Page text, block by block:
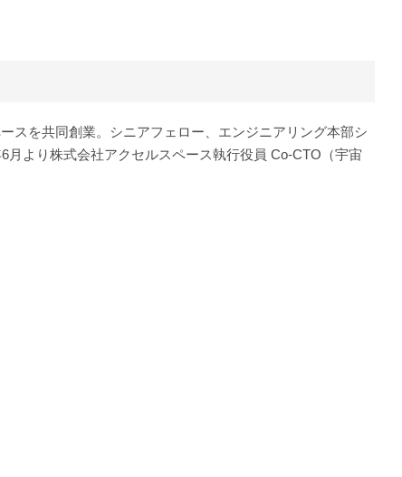
スを共同創業。シニアフェロー、エンジニアリング本部シ
より株式会社アクセルスペース執行役員 Co-CTO（宇宙